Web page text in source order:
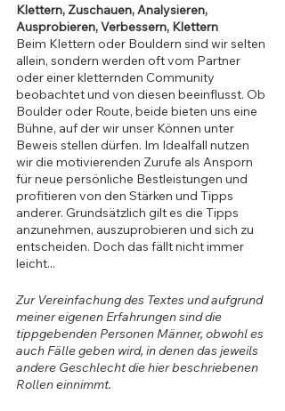
Klettern, Zuschauen, Analysieren,
Ausprobieren, Verbessern, Klettern
Beim Klettern oder Bouldern sind wir selten
allein, sondern werden oft vom Partner
oder einer kletternden Community
beobachtet und von diesen beeinflusst. Ob
Boulder oder Route, beide bieten uns eine
Bühne, auf der wir unser Können unter
Beweis stellen dürfen. Im Idealfall nutzen
wir die motivierenden Zurufe als Ansporn
für neue persönliche Bestleistungen und
profitieren von den Stärken und Tipps
anderer. Grundsätzlich gilt es die Tipps
anzunehmen, auszuprobieren und sich zu
entscheiden. Doch das fällt nicht immer
leicht...
Zur Vereinfachung des Textes und aufgrund
meiner eigenen Erfahrungen sind die
tippgebenden Personen Männer, obwohl es
auch Fälle geben wird, in denen das jeweils
andere Geschlecht die hier beschriebenen
Rollen einnimmt.